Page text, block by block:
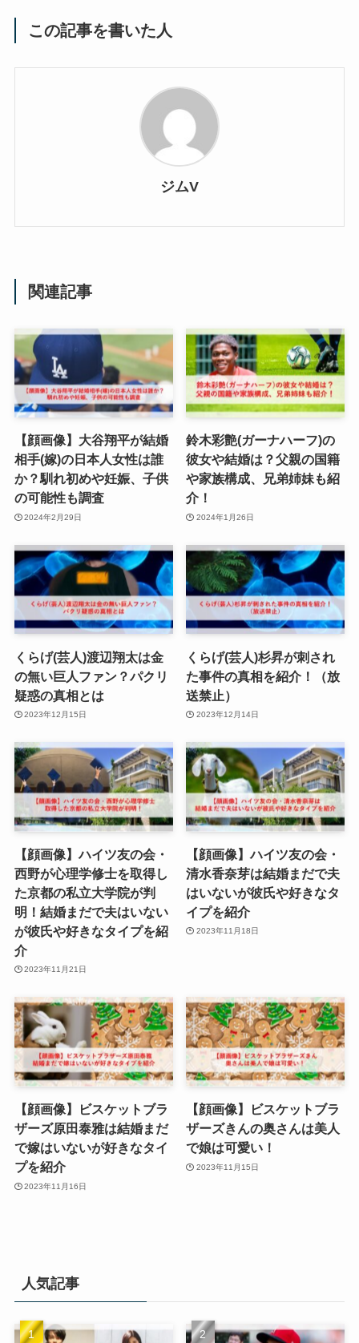
この記事を書いた人
ジムV
関連記事
【顔画像】大谷翔平が結婚
相手(嫁)の日本人女性は誰
か？馴れ初めや妊娠、子供
の可能性も調査
2024年2月29日
鈴木彩艶(ガーナハーフ)の
彼女や結婚は？父親の国籍
や家族構成、兄弟姉妹も紹
介！
2024年1月26日
くらげ(芸人)渡辺翔太は金
の無い巨人ファン？パクリ
疑惑の真相とは
2023年12月15日
くらげ(芸人)杉昇が刺され
た事件の真相を紹介！（放
送禁止）
2023年12月14日
【顔画像】ハイツ友の会・
西野が心理学修士を取得し
た京都の私立大学院が判
明！結婚まだで夫はいない
が彼氏や好きなタイプを紹
介
2023年11月21日
【顔画像】ハイツ友の会・
清水香奈芽は結婚まだで夫
はいないが彼氏や好きなタ
イプを紹介
2023年11月18日
【顔画像】ビスケットブラ
ザーズ原田泰雅は結婚まだ
で嫁はいないが好きなタイ
プを紹介
2023年11月16日
【顔画像】ビスケットブラ
ザーズきんの奥さんは美人
で娘は可愛い！
2023年11月15日
人気記事